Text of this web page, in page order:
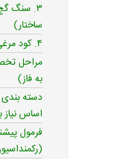
۳. سنگ
ساختار)
۴. کود مرغی (منبع اصلی نیتروژن)
مراحل
به فاز)
دسته بندی
اساس
فرمول